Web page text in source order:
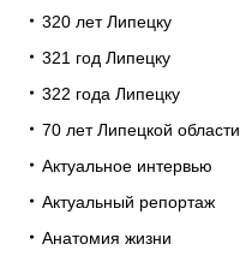
320 лет Липецку
321 год Липецку
322 года Липецку
70 лет Липецкой области
Актуальное интервью
Актуальный репортаж
Анатомия жизни